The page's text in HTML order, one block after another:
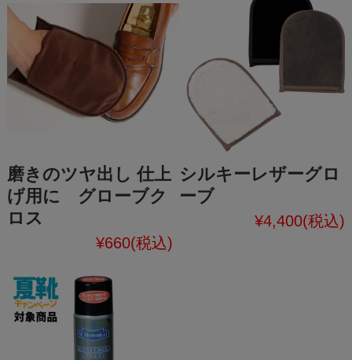
磨きのツヤ出し 仕上
げ用に グローブク
ロス
¥660(税込)
シルキーレザーグロ
ーブ
¥4,400(税込)